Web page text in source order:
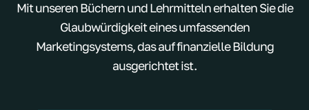
Mit unseren Büchern und Lehrmitteln erhalten Sie die
Glaubwürdigkeit eines umfassenden
Marketingsystems, das auf finanzielle Bildung
ausgerichtet ist.